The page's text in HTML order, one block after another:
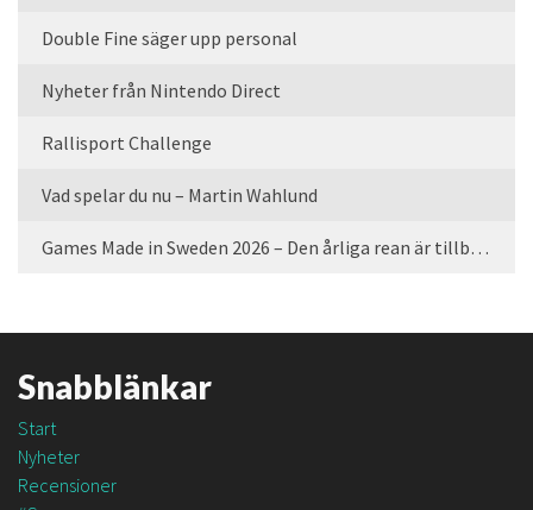
Double Fine säger upp personal
Nyheter från Nintendo Direct
Rallisport Challenge
Vad spelar du nu – Martin Wahlund
Games Made in Sweden 2026 – Den årliga rean är tillbaka
Snabblänkar
Start
Nyheter
Recensioner